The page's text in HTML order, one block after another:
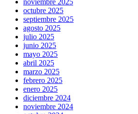
noviembre 2025
octubre 2025
septiembre 2025
agosto 2025
julio 2025
junio 2025
mayo 2025
abril 2025
marzo 2025
febrero 2025
enero 2025
diciembre 2024
noviembre 2024